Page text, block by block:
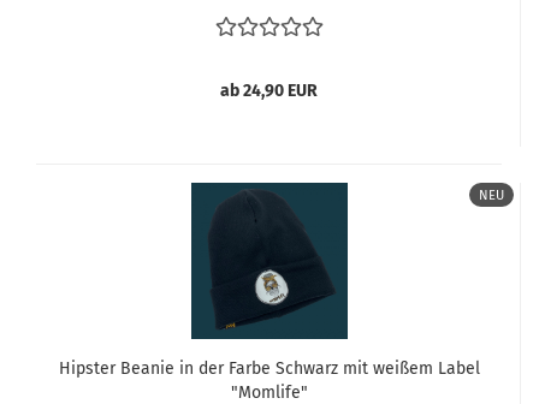
ab 24,90 EUR
NEU
Hipster Beanie in der Farbe Schwarz mit weißem Label
"Momlife"